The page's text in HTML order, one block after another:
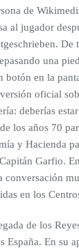
de
al jugador
De
una
en la
oficial
deberías
los años 70
y Hacienda
Garfio.
en los
de los
España. En su